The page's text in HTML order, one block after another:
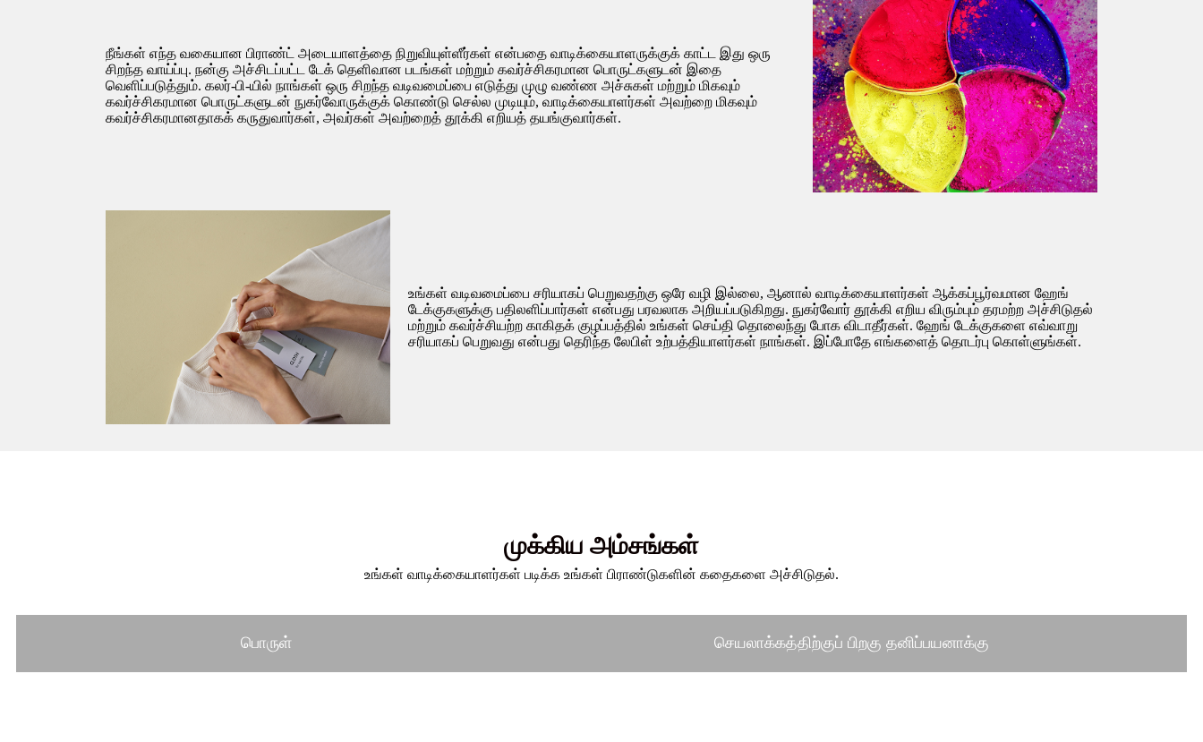
நீங்கள் எந்த வகையான பிராண்ட் அடையாளத்தை நிறுவியுள்ளீர்கள் என்பதை வாடிக்கையாளருக்குக் காட்ட இது ஒரு
சிறந்த வாய்ப்பு. நன்கு அச்சிடப்பட்ட டேக் தெளிவான படங்கள் மற்றும் கவர்ச்சிகரமான பொருட்களுடன் இதை
வெளிப்படுத்தும். கலர்-பி-யில் நாங்கள் ஒரு சிறந்த வடிவமைப்பை எடுத்து முழு வண்ண அச்சுகள் மற்றும் மிகவும்
கவர்ச்சிகரமான பொருட்களுடன் நுகர்வோருக்குக் கொண்டு செல்ல முடியும், வாடிக்கையாளர்கள் அவற்றை மிகவும்
கவர்ச்சிகரமானதாகக் கருதுவார்கள், அவர்கள் அவற்றைத் தூக்கி எறியத் தயங்குவார்கள்.
உங்கள் வடிவமைப்பை சரியாகப் பெறுவதற்கு ஒரே வழி இல்லை, ஆனால் வாடிக்கையாளர்கள் ஆக்கப்பூர்வமான ஹேங்
டேக்குகளுக்கு பதிலளிப்பார்கள் என்பது பரவலாக அறியப்படுகிறது. நுகர்வோர் தூக்கி எறிய விரும்பும் தரமற்ற அச்சிடுதல்
மற்றும் கவர்ச்சியற்ற காகிதக் குழப்பத்தில் உங்கள் செய்தி தொலைந்து போக விடாதீர்கள். ஹேங் டேக்குகளை எவ்வாறு
சரியாகப் பெறுவது என்பது தெரிந்த லேபிள் உற்பத்தியாளர்கள் நாங்கள். இப்போதே எங்களைத் தொடர்பு கொள்ளுங்கள்.
முக்கிய அம்சங்கள்
உங்கள் வாடிக்கையாளர்கள் படிக்க உங்கள் பிராண்டுகளின் கதைகளை அச்சிடுதல்.
பொருள் செயலாக்கத்திற்குப் பிறகு தனிப்பயனாக்கு